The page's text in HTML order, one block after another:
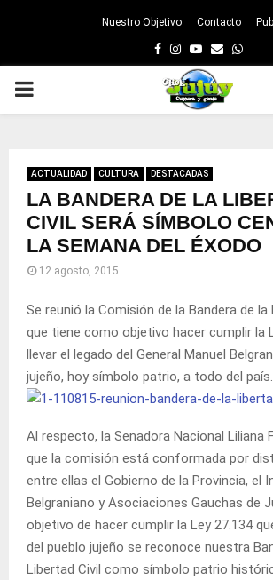
Nuestro Objetivo Contacto
Facebook
Instagram
Youtube
Email
PRIMARY
ACTUALIDAD CULTURA DESTACADAS
LA BANDERA DE LA
CIVIL SERÁ SÍMBOLO
LA SEMANA DEL ÉXODO
12 agosto, 2015
Se reunió la Comisión de la Bandera de la
que tiene como objetivo hacer cumplir la
llevar el legado del General Manuel
jujeño, hoy símbolo patrio, a todo del país.
Al respecto, la Senadora Nacional Liliana
que la comisión está conformada por
entre ellas el Gobierno de la Provincia, el
Belgraniano y Asociaciones Gauchas de
objetivo de hacer cumplir la Ley 27.134
del pueblo jujeño se reconoce nuestra
Libertad Civil como símbolo patrio